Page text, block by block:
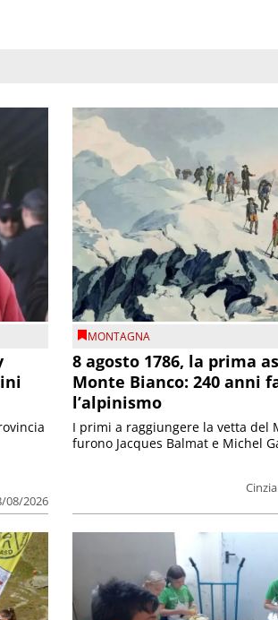
08/2026
MONTAGNA
8 agosto 1786, la prima
Monte Bianco: 240 anni
l’alpinismo
I primi a raggiungere la vetta del
furono Jacques Balmat e Michel